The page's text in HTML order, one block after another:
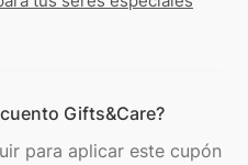
Gifts&Care?
para aplicar este cupón